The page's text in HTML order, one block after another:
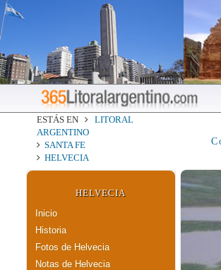
ESTÁS EN
LITORAL
ARGENTINO
SANTA FE
HELVECIA
HELVECIA
Inicio
Historia
Fotos de Helvecia
Notas de Helvecia